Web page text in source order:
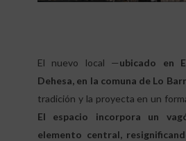
El nuevo local —ubicado en
Dehesa, en la comuna de Lo
tradición y la proyecta en un
El espacio incorpora un
elemento central,